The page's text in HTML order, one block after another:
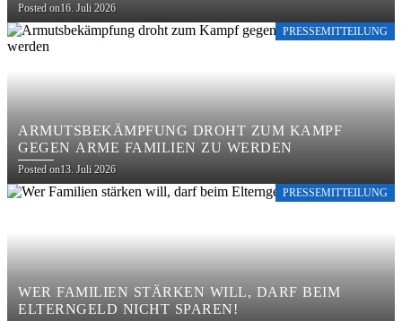
Posted on16. Juli 2026
PRESSEMITTEILUNG
ARMUTSBEKÄMPFUNG DROHT ZUM KAMPF
GEGEN ARME FAMILIEN ZU WERDEN
Posted on13. Juli 2026
PRESSEMITTEILUNG
WER FAMILIEN STÄRKEN WILL, DARF BEIM
ELTERNGELD NICHT SPAREN!